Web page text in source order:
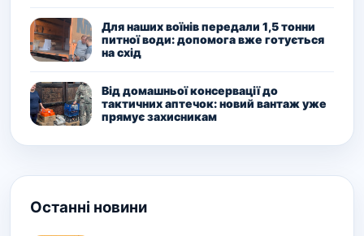
Для наших воїнів передали 1,5 тонни
питної води: допомога вже готується
на схід
Від домашньої консервації до
тактичних аптечок: новий вантаж уже
прямує захисникам
Останні новини